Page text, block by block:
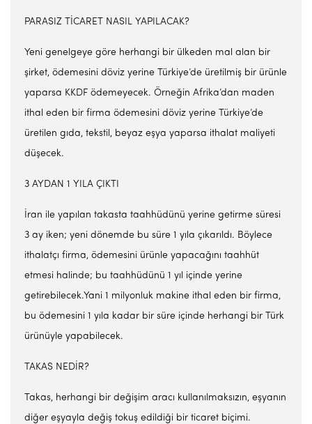
PARASIZ TİCARET NASIL YAPILACAK?
Yeni genelgeye göre herhangi bir ülkeden mal alan bir
şirket, ödemesini döviz yerine Türkiye’de üretilmiş bir ürünle
yaparsa KKDF ödemeyecek. Örneğin Afrika’dan maden
ithal eden bir firma ödemesini döviz yerine Türkiye’de
üretilen gıda, tekstil, beyaz eşya yaparsa ithalat maliyeti
düşecek.
3 AYDAN 1 YILA ÇIKTI
İran ile yapılan takasta taahhüdünü yerine getirme süresi
3 ay iken; yeni dönemde bu süre 1 yıla çıkarıldı. Böylece
ithalatçı firma, ödemesini ürünle yapacağını taahhüt
etmesi halinde; bu taahhüdünü 1 yıl içinde yerine
getirebilecek.Yani 1 milyonluk makine ithal eden bir firma,
bu ödemesini 1 yıla kadar bir süre içinde herhangi bir Türk
ürünüyle yapabilecek.
TAKAS NEDİR?
Takas, herhangi bir değişim aracı kullanılmaksızın, eşyanın
diğer eşyayla değiş tokuş edildiği bir ticaret biçimi.